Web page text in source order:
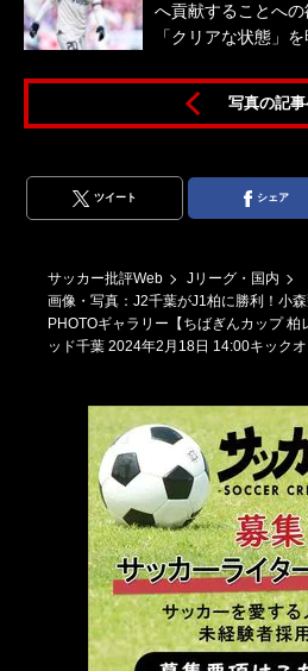
へ貢献することへ
「クリアな状態」
写真の記
ツイート シェア
サッカー批評Web
Jリーグ・国内
画像・写真：J2千葉がJ1柏に勝利！小
PHOTOギャラリー【ちばぎんカップ 柏
ッド千葉 2024年2月18日 14:00キックオ